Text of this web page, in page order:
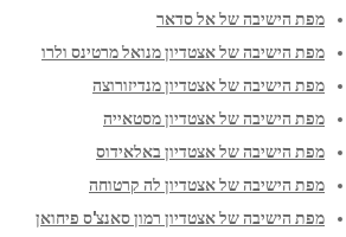
מפת הישיבה של אל סדאר
מפת הישיבה של אצטדיון מנואל מרטינס ולרו
מפת הישיבה של אצטדיון מנדיזורוצה
מפת הישיבה של אצטדיון מסטאייה
מפת הישיבה של אצטדיון באלאידוס
מפת הישיבה של אצטדיון לה קרטוחה
מפת הישיבה של אצטדיון רמון סאנצ'ס פיחואן